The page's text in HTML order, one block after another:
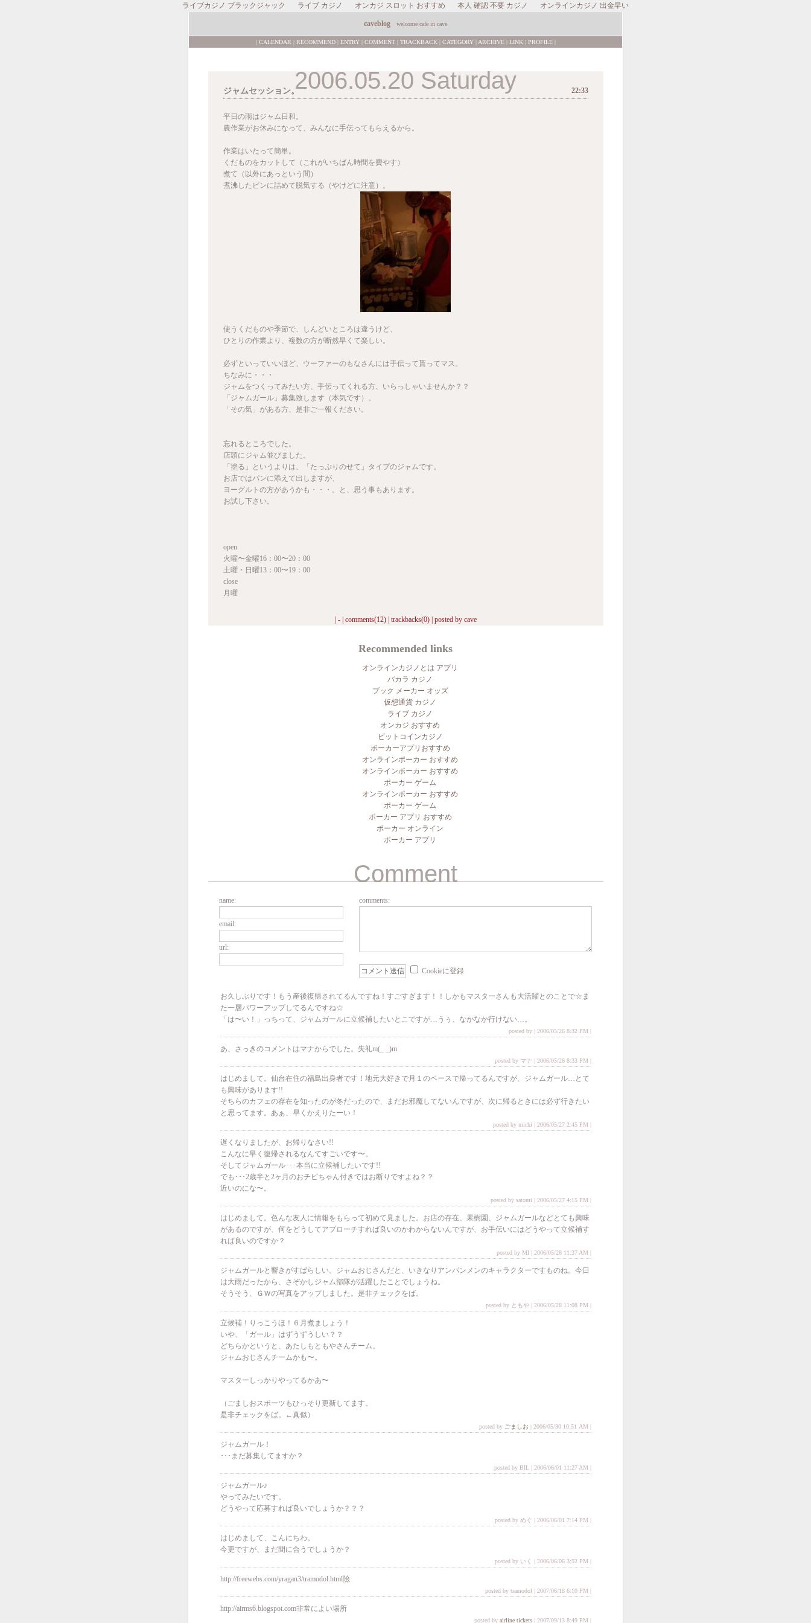
ライブカジノ ブラックジャック ライブ カジノ オンカジ スロット おすすめ 本人 確認 不要 カジノ オンラインカジノ 出金早い
caveblog welcome cafe in cave
| CALENDAR | RECOMMEND| ENTRY| COMMENT| TRACKBACK | CATEGORY| ARCHIVE| LINK | PROFILE|
2006.05.20 Saturday
ジャムセッション。 22:33
平日の雨はジャム日和。
農作業がお休みになって、みんなに手伝ってもらえるから。
作業はいたって簡単。
くだものをカットして（これがいちばん時間を費やす）
煮て（以外にあっという間）
煮沸したビンに詰めて脱気する（やけどに注意）。
使うくだものや季節で、しんどいところは違うけど、
ひとりの作業より、複数の方が断然早くて楽しい。
必ずといっていいほど、ウーファーのもなさんには手伝って貰ってマス。
ちなみに・・・
ジャムをつくってみたい方、手伝ってくれる方、いらっしゃいませんか？？
「ジャムガール」募集致します（本気です）。
「その気」がある方、是非ご一報ください。
忘れるところでした。
店頭にジャム並びました。
「塗る」というよりは、「たっぷりのせて」タイプのジャムです。
お店ではパンに添えて出しますが、
ヨーグルトの方があうかも・・・。と、思う事もあります。
お試し下さい。
open
火曜〜金曜16：00〜20：00
土曜・日曜13：00〜19：00
close
月曜
| - | comments(12)| trackbacks(0)| posted by cave
Recommended links
オンラインカジノとは アプリ
バカラ カジノ
ブック メーカー オッズ
仮想通貨 カジノ
ライブ カジノ
オンカジ おすすめ
ビットコインカジノ
ポーカーアプリおすすめ
オンラインポーカー おすすめ
オンラインポーカー おすすめ
ポーカー ゲーム
オンラインポーカー おすすめ
ポーカー ゲーム
ポーカー アプリ おすすめ
ポーカー オンライン
ポーカー アプリ
Comment
name:
email:
url:
comments:
Cookieに登録
お久しぶりです！もう産後復帰されてるんですね！すごすぎます！！しかもマスターさんも大活躍とのことで☆ま
た一層パワーアップしてるんですね☆
「は〜い！」っちって、ジャムガールに立候補したいとこですが…うぅ、なかなか行けない…。
posted by | 2006/05/26 8:32 PM |
あ、さっきのコメントはマナからでした。失礼m(_ _)m
posted by マナ | 2006/05/26 8:33 PM |
はじめまして。仙台在住の福島出身者です！地元大好きで月１のペースで帰ってるんですが、ジャムガール…とて
も興味があります!!
そちらのカフェの存在を知ったのが冬だったので、まだお邪魔してないんですが、次に帰るときには必ず行きたい
と思ってます。あぁ、早くかえりたーい！
posted by michi | 2006/05/27 2:45 PM |
遅くなりましたが、お帰りなさい!!
こんなに早く復帰されるなんてすごいです〜。
そしてジャムガール･･･本当に立候補したいです!!
でも･･･2歳半と2ヶ月のおチビちゃん付きではお断りですよね？？
近いのにな〜。
posted by satomi | 2006/05/27 4:15 PM |
はじめまして。色んな友人に情報をもらって初めて見ました。お店の存在、果樹園、ジャムガールなどとても興味
があるのですが、何をどうしてアプローチすれば良いのかわからないんですが、お手伝いにはどうやって立候補す
れば良いのですか？
posted by MI | 2006/05/28 11:37 AM |
ジャムガールと響きがすばらしい。ジャムおじさんだと、いきなりアンパンメンのキャラクターですものね。今日
は大雨だったから、さぞかしジャム部隊が活躍したことでしょうね。
そうそう、ＧＷの写真をアップしました。是非チェックをば。
posted by ともや | 2006/05/28 11:08 PM |
立候補！りっこうほ！６月煮ましょう！
いや、「ガール」はずうずうしい？？
どちらかというと、あたしもともやさんチーム。
ジャムおじさんチームかも〜。
マスターしっかりやってるかあ〜
（ごましおスポーツもひっそり更新してます。
是非チェックをば。←真似）
posted by ごましお | 2006/05/30 10:51 AM |
ジャムガール！
･･･まだ募集してますか？
posted by BIL | 2006/06/01 11:27 AM |
ジャムガール♪
やってみたいです。
どうやって応募すれば良いでしょうか？？？
posted by めぐ | 2006/06/01 7:14 PM |
はじめまして、こんにちわ。
今更ですが、まだ間に合うでしょうか？
posted by いく | 2006/06/06 3:52 PM |
http://freewebs.com/yragan3/tramodol.html險
posted by tramodol | 2007/06/18 6:10 PM |
http://airms6.blogspot.com非常によい場所
posted by airline tickets| 2007/09/13 8:49 PM |